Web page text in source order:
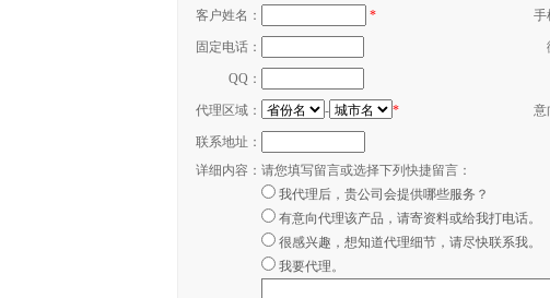
客户姓名： * 手
固定电话：
QQ：
代理区域： - * 意
联系地址：
详细内容： 请您填写留言或选择下列快捷留言：
我代理后，贵公司会提供哪些服务？
有意向代理该产品，请寄资料或给我打电话。
很感兴趣，想知道代理细节，请尽快联系我。
我要代理。